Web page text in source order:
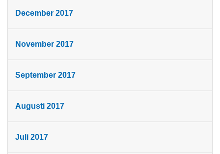
December 2017
November 2017
September 2017
Augusti 2017
Juli 2017